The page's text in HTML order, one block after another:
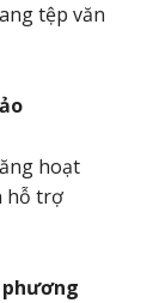
tệp văn
hoạt
hỗ trợ
phương